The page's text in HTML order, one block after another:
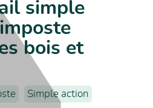
simple
bois et
Simple action